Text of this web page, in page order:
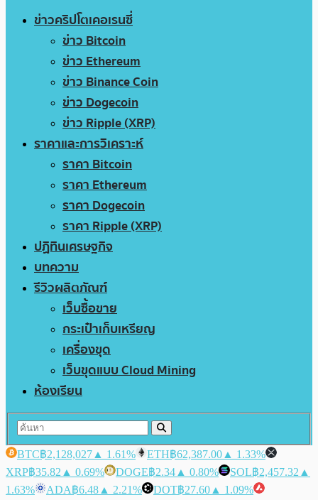
ข่าวคริปโตเคอเรนซี่
ข่าว Bitcoin
ข่าว Ethereum
ข่าว Binance Coin
ข่าว Dogecoin
ข่าว Ripple (XRP)
ราคาและการวิเคราะห์
ราคา Bitcoin
ราคา Ethereum
ราคา Dogecoin
ราคา Ripple (XRP)
ปฏิทินเศรษฐกิจ
บทความ
รีวิวผลิตภัณฑ์
เว็บซื้อขาย
กระเป๋าเก็บเหรียญ
เครื่องขุด
เว็บขุดแบบ Cloud Mining
ห้องเรียน
BTC฿2,128,027 ▲ 1.61% ETH฿62,387.00 ▲ 1.33%
XRP฿35.82 ▲ 0.69% DOGE฿2.34 ▲ 0.80% SOL฿2,457.32 ▲
1.63%
ADA฿6.48 ▲ 2.21% DOT฿27.60 ▲ 1.09%